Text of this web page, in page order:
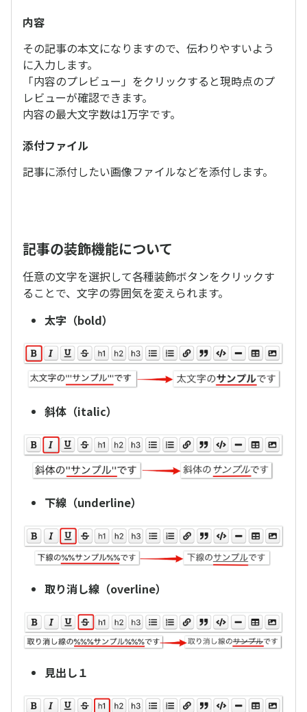
内容
その記事の本文になりますので、伝わりやすいよう
に入力します。
「内容のプレビュー」をクリックすると現時点のプ
レビューが確認できます。
内容の最大文字数は1万字です。
添付ファイル
記事に添付したい画像ファイルなどを添付します。
記事の装飾機能について
任意の文字を選択して各種装飾ボタンをクリックす
ることで、文字の雰囲気を変えられます。
太字（bold）
斜体（italic）
下線（underline）
取り消し線（overline）
見出し１